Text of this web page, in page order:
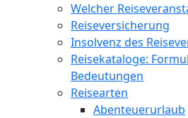
Welcher
Reiseversicherung
Insolvenz des
Reisekataloge:
Bedeutungen
Reisearten
Abenteuerurlaub